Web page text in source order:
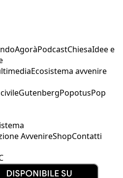
AgoràPodcastChiesaIdee e
Ecosistema avvenire
GutenbergPopotusPop
AvvenireShopContatti